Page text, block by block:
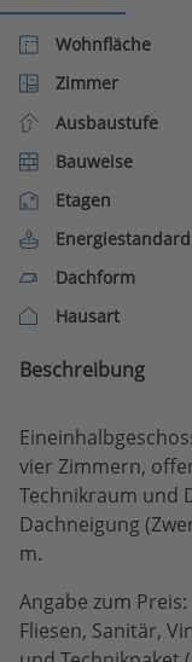
Wohnfläche
Zimmer
Ausbaustufe
Bauweise
Etagen
Energiestandard
Dachform
Hausart
Beschreibung
vier Zimmern,
Technikraum und
Dachneigung
m.
Angabe zum
Fliesen, Sanitär,